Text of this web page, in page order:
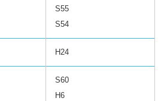
S55
S54
H24
S60
H6